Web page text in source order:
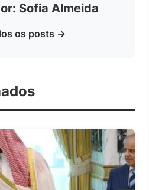
Sofia Almeida
os posts →